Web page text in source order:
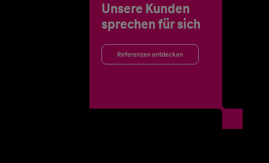
Unsere Kunden
sprechen für sich
Referenzen entdecken